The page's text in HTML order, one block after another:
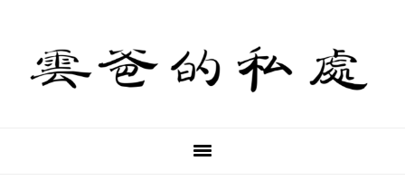
primary
navigation
content
primary
sidebar